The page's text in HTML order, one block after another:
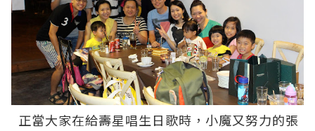
正當大家在給壽星唱生日歌時，小魔又努力的張